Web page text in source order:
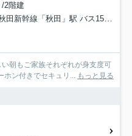
2階建
田新幹線「秋田」駅 バス15分 添川線「すわ町」 停歩3分
朝もご家族それぞれが身支度可
ホン付きでセキュリ... もっと見る